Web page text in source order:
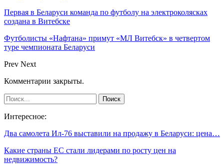
Первая в Беларуси команда по футболу на электроколясках
создана в Витебске
Футболисты «Нафтана» примут «МЛ Витебск» в четвертом
туре чемпионата Беларуси
Prev Next
Комментарии закрыты.
Интересное:
Два самолета Ил-76 выставили на продажу в Беларуси: цена…
Какие страны ЕС стали лидерами по росту цен на
недвижимость?